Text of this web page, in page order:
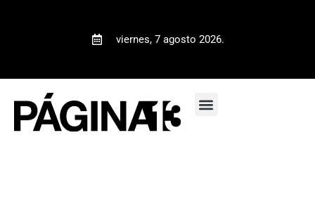
viernes, 7 agosto 2026.